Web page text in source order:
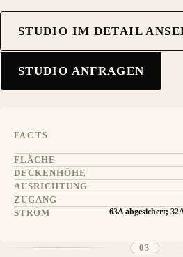
STUDIO IM DETAIL
STUDIO ANFRAGEN
FACTS
FLÄCHE
DECKENHÖHE
AUSRICHTUNG
ZUGANG
STROM
63A abgesichert;
03